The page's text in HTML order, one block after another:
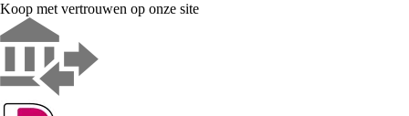
Koop met vertrouwen op onze site